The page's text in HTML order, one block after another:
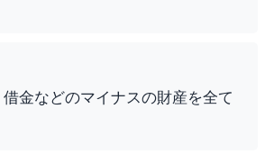
金などのマイナスの財産を全て